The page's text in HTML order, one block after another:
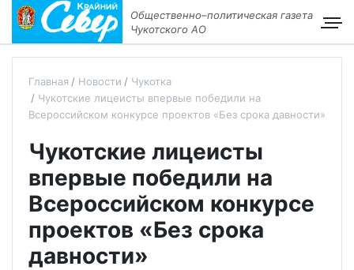
Общественно–политическая газета
Чукотского АО
Главная Новости
Чукотка
Чукотские лицеисты впервые победили на
Всероссийском конкурсе проектов «Без срока давности»
Чукотские лицеисты
впервые победили на
Всероссийском конкурсе
проектов «Без срока
давности»